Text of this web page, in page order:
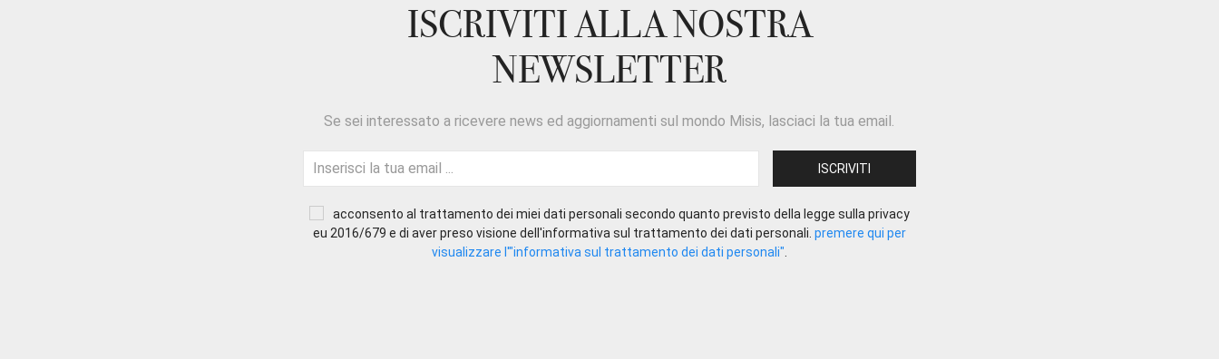
ISCRIVITI ALLA NOSTRA
NEWSLETTER
Se sei interessato a ricevere news ed aggiornamenti sul mondo Misis, lasciaci la tua email.
acconsento al trattamento dei miei dati personali secondo quanto previsto della legge sulla privacy
eu 2016/679 e di aver preso visione dell'informativa sul trattamento dei dati personali. premere qui per
visualizzare l'"informativa sul trattamento dei dati personali"